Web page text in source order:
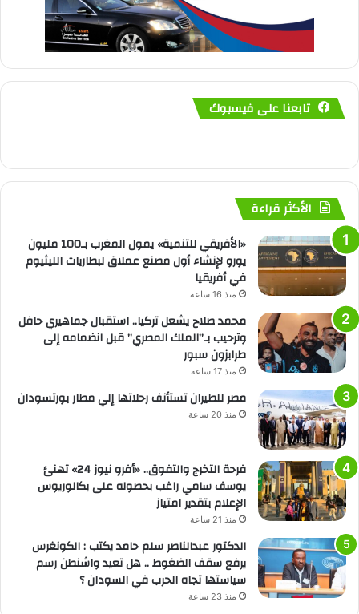
تابعنا على فيسبوك
الأكثر قراءة
«الأفريقي للتنمية» يمول المغرب بـ100 مليون
يورو لإنشاء أول مصنع عملاق لبطاريات الليثيوم
في أفريقيا
منذ 16 ساعة
محمد صلاح يشعل تركيا.. استقبال جماهيري حافل
وترحيب بـ”الملك المصري” قبل انضمامه إلى
طرابزون سبور
منذ 17 ساعة
مصر للطيران تستأنف رحلاتها إلي مطار بورتسودان
منذ 20 ساعة
فرحة التخرج والتفوق.. «أفرو نيوز 24» تهنئ
يوسف سامي راغب بحصوله على بكالوريوس
الإعلام بتقدير امتياز
منذ 21 ساعة
الدكتور عبدالناصر سلم حامد يكتب : الكونغرس
يرفع سقف الضغوط .. هل تعيد واشنطن رسم
سياستها تجاه الحرب في السودان ؟
منذ 23 ساعة